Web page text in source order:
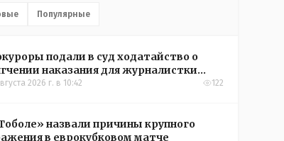
Популярные
подали в суд ходатайство о
наказания для журналистки
Алёховой
2026 г. в 10:42 122
назвали причины крупного
в еврокубковом матче